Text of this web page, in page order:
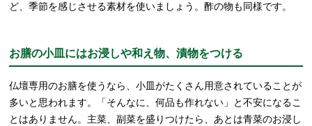
ど、季節を感じさせる素材を使いましょう。酢の物も同様です。
お膳の小皿にはお浸しや和え物、漬物をつける
仏壇専用のお膳を使うなら、小皿がたくさん用意されていることが
多いと思われます。「そんなに、何品も作れない」と不安になるこ
とはありません。主菜、副菜を盛りつけたら、あとは青菜のお浸し